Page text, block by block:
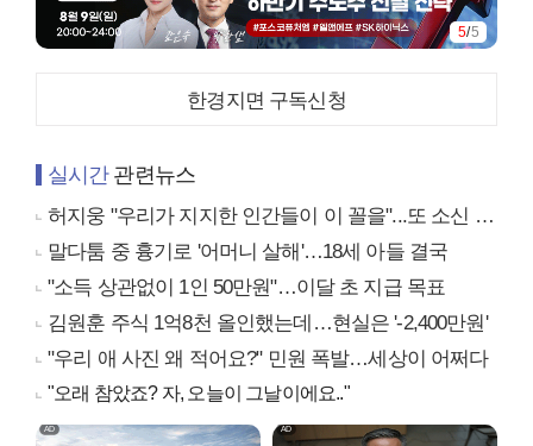
5/5
한경지면 구독신청
실시간관련뉴스
허지웅 "우리가 지지한 인간들이 이 꼴을"...또 소신 발언
말다툼 중 흉기로 '어머니 살해'…18세 아들 결국
"소득 상관없이 1인 50만원"…이달 초 지급 목표
김원훈 주식 1억8천 올인했는데…현실은 '-2,400만원'
"우리 애 사진 왜 적어요?" 민원 폭발…세상이 어쩌다
"오래 참았죠? 자, 오늘이 그날이에요.."